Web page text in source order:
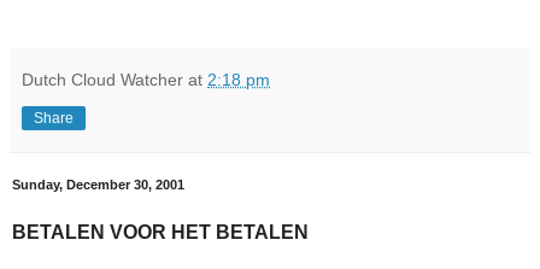
Dutch Cloud Watcher at 2:18 pm
Share
Sunday, December 30, 2001
BETALEN VOOR HET BETALEN